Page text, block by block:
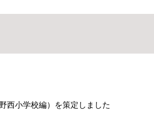
西小学校編）を策定しました